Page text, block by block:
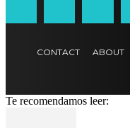
CONTACT ABOUT
Te recomendamos leer: